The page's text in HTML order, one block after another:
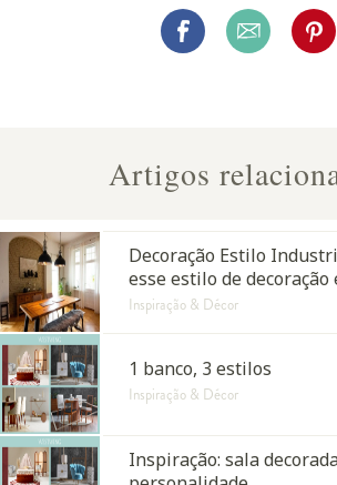
Artigos
Decoração Estilo
esse estilo de decoração
Inspiração & Décor
1 banco, 3 estilos
Inspiração & Décor
Inspiração: sala